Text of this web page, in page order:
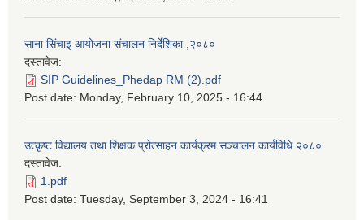
साना सिंचाइ आयोजना संचालन निर्देशिका ,२०८०
दस्तावेज:
SIP Guidelines_Phedap RM (2).pdf
Post date: Monday, February 10, 2025 - 16:44
उत्कृष्ट विद्यालय तथा शिक्षक प्रोत्साहन कार्यक्रम सञ्चालन कार्यविधि २०८०
दस्तावेज:
1.pdf
Post date: Tuesday, September 3, 2024 - 16:41